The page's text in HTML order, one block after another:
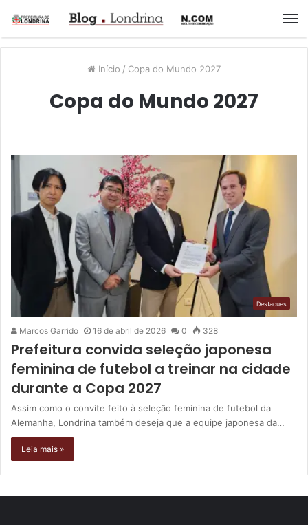
Início / Copa do Mundo 2027
Copa do Mundo 2027
Destaques
Marcos Garrido 16 de abril de 2026 0 328
Prefeitura convida seleção japonesa
feminina de futebol a treinar na cidade
durante a Copa 2027
Assim como o convite feito à seleção feminina de futebol da
Alemanha, Londrina também deseja que a equipe japonesa da…
Leia mais »